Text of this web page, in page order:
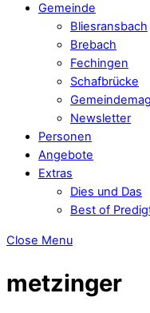
Gemeinde
Bliesransbach
Brebach
Fechingen
Schafbrücke
Newsletter
Personen
Angebote
Extras
Dies und Das
Best of
Close Menu
metzinger